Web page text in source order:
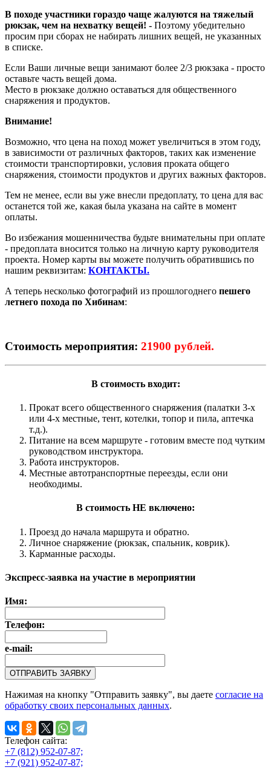
В походе участники гораздо чаще жалуются на тяжелый
рюкзак, чем на нехватку вещей! - Поэтому убедительно
просим при сборах не набирать лишних вещей, не указанных
в списке.
Если Ваши личные вещи занимают более 2/3 рюкзака - просто
оставьте часть вещей дома.
Место в рюкзаке должно оставаться для общественного
снаряжения и продуктов.
Внимание!
Возможно, что цена на поход может увеличиться в этом году,
в зависимости от различных факторов, таких как изменение
стоимости транспортировки, условия проката общего
снаряжения, стоимости продуктов и других важных факторов.
Тем не менее, если вы уже внесли предоплату, то цена для вас
останется той же, какая была указана на сайте в момент
оплаты.
Во избежания мошенничества будьте внимательны при оплате
- предоплата вносится только на личную карту руководителя
проекта. Номер карты вы можете получить обратившись по
нашим реквизитам: КОНТАКТЫ.
А теперь несколько фотографий из прошлогоднего пешего
летнего похода по Хибинам:
Стоимость мероприятия: 21900 рублей.
В стоимость входит:
Прокат всего общественного снаряжения (палатки 3-х
или 4-х местные, тент, котелки, топор и пила, аптечка
т.д.).
Питание на всем маршруте - готовим вместе под чутким
руководством инструктора.
Работа инструкторов.
Местные автотранспортные переезды, если они
необходимы.
В стоимость НЕ включено:
Проезд до начала маршрута и обратно.
Личное снаряжение (рюкзак, спальник, коврик).
Карманные расходы.
Экспресс-заявка на участие в мероприятии
Имя:
Телефон:
e-mail:
Нажимая на кнопку "Отправить заявку", вы даете согласие на
обработку своих персональных данных.
Телефон сайта:
+7 (812) 952-07-87;
+7 (921) 952-07-87;